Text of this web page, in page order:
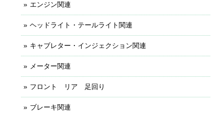
エンジン関連
ヘッドライト・テールライト関連
キャブレター・インジェクション関連
メーター関連
フロント リア 足回り
ブレーキ関連